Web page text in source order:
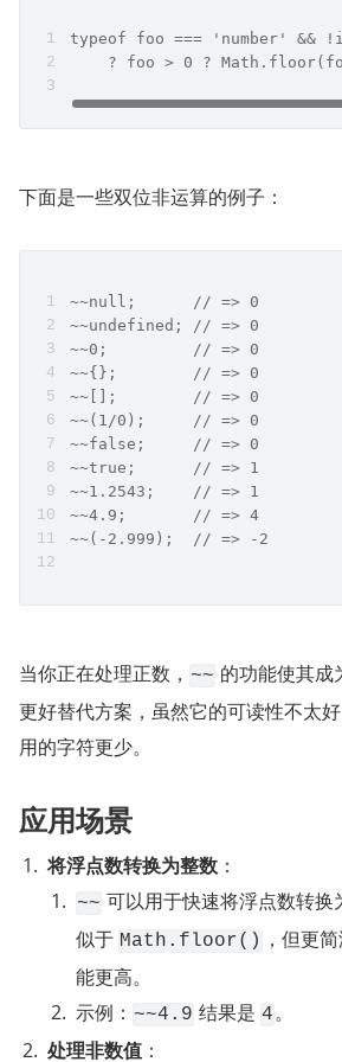
typeof foo === 'number' &&
? foo > 0 ?
下面是一些双位非运算的例子：
~~null;      // => 0
~~undefined; // => 0
~~0;         // => 0
~~{};        // => 0
~~[];        // => 0
~~(1/0);     // => 0
~~false;     // => 0
~~true;      // => 1
~~1.2543;    // => 1
~~4.9;       // => 4
~~(-2.999);  // => -2
当你正在处理正数， ~~ 的功能使其成
更好替代方案，虽然它的可读性不太
用的字符更少。
应用场景
将浮点数转换为整数 ：
~~ 可以用于快速将浮点数转
似于 Math.floor()
，但更
能更高。
示例： ~~4.9 结果是 4。
处理非数值 ：